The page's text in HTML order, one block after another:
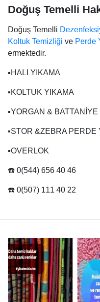
Doğuş Temelli
Doğuş Temelli
Koltuk Temizliği ve Perde
ermektedir.
▪️HALI YIKAMA
▪️KOLTUK YIKAMA
▪️YORGAN &
▪️STOR &ZEBRA PERDE
▪️OVERLOK
☎️ 0(544) 656 40 46
☎️ 0(507) 111 40 22